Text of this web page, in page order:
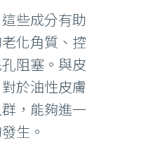
些成分有助
化角質、控
阻塞。與皮
於油性皮膚
，能夠進一
生。